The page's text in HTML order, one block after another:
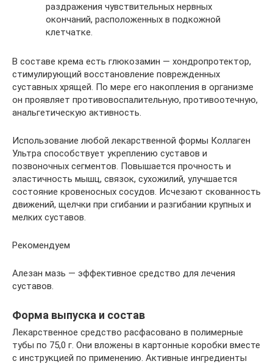
раздражения чувствительных нервных
окончаний, расположенных в подкожной
клетчатке.
В составе крема есть глюкозамин — хондропротектор,
стимулирующий восстановление поврежденных
суставных хрящей. По мере его накопления в организме
он проявляет противовоспалительную, противоотечную,
анальгетическую активность.
Использование любой лекарственной формы Коллаген
Ультра способствует укреплению суставов и
позвоночных сегментов. Повышается прочность и
эластичность мышц, связок, сухожилий, улучшается
состояние кровеносных сосудов. Исчезают скованность
движений, щелчки при сгибании и разгибании крупных и
мелких суставов.
Рекомендуем
Алезан мазь — эффективное средство для лечения
суставов.
Форма выпуска и состав
Лекарственное средство расфасовано в полимерные
тубы по 75,0 г. Они вложены в картонные коробки вместе
с инструкцией по применению. Активные ингредиенты